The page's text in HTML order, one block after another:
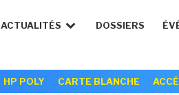
ACTUALITÉS DOSSIERS
HP POLY CARTE BLANCHE